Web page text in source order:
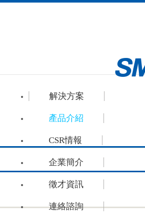
解決方案
產品介紹
CSR情報
企業簡介
徵才資訊
連絡諮詢